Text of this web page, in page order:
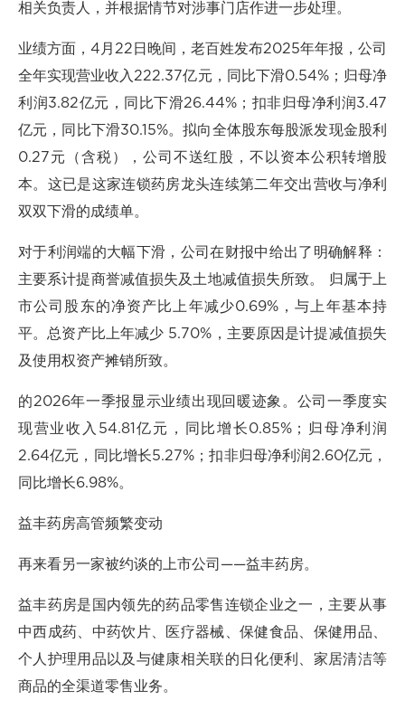
相关负责人，并根据情节对涉事门店作进一步处理。
业绩方面，4月22日晚间，老百姓发布2025年年报，公司
全年实现营业收入222.37亿元，同比下滑0.54%；归母净
利润3.82亿元，同比下滑26.44%；扣非归母净利润3.47
亿元，同比下滑30.15%。拟向全体股东每股派发现金股利
0.27元（含税），公司不送红股，不以资本公积转增股
本。这已是这家连锁药房龙头连续第二年交出营收与净利
双双下滑的成绩单。
对于利润端的大幅下滑，公司在财报中给出了明确解释：
主要系计提商誉减值损失及土地减值损失所致。 归属于上
市公司股东的净资产比上年减少0.69%，与上年基本持
平。总资产比上年减少 5.70%，主要原因是计提减值损失
及使用权资产摊销所致。
的2026年一季报显示业绩出现回暖迹象。公司一季度实
现营业收入54.81亿元，同比增长0.85%；归母净利润
2.64亿元，同比增长5.27%；扣非归母净利润2.60亿元，
同比增长6.98%。
益丰药房高管频繁变动
再来看另一家被约谈的上市公司——益丰药房。
益丰药房是国内领先的药品零售连锁企业之一，主要从事
中西成药、中药饮片、医疗器械、保健食品、保健用品、
个人护理用品以及与健康相关联的日化便利、家居清洁等
商品的全渠道零售业务。